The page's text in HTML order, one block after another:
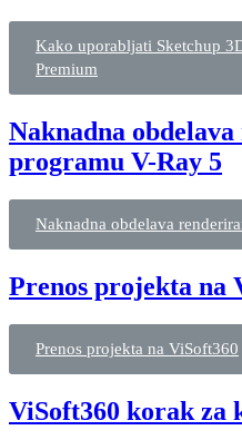
Kako uporabljati Sketchup
Premium
Naknadna
programu V-Ray 5
Naknadna obdelava
Prenos projekta na
Prenos projekta na ViSoft360
ViSoft360 korak za